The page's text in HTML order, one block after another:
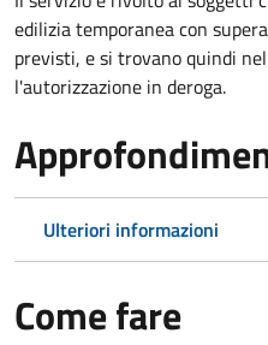
edilizia temporanea con
previsti, e si trovano quindi
l'autorizzazione in deroga.
Ulteriori informazioni
Come fare